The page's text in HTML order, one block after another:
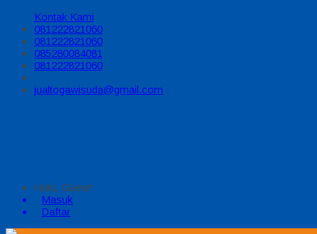
Kontak Kami
081222821060
081222821060
085280084081
081222821060
jualtogawisuda@gmail.com
Halo, Guest!
Masuk
Daftar